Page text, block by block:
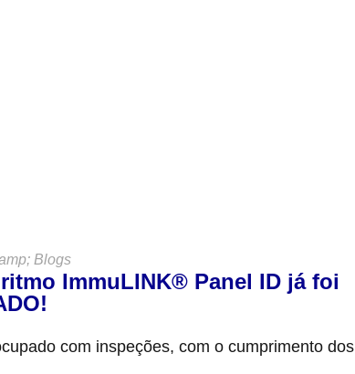
Blogs
ImmuLINK® Panel ID já foi
com inspeções, com o cumprimento dos